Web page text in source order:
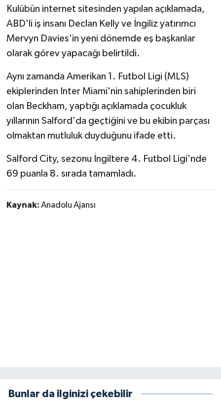
Kulübün internet sitesinden yapılan açıklamada,
ABD'li iş insanı Declan Kelly ve İngiliz yatırımcı
Mervyn Davies'in yeni dönemde eş başkanlar
olarak görev yapacağı belirtildi.
Aynı zamanda Amerikan 1. Futbol Ligi (MLS)
ekiplerinden Inter Miami'nin sahiplerinden biri
olan Beckham, yaptığı açıklamada çocukluk
yıllarının Salford'da geçtiğini ve bu ekibin parçası
olmaktan mutluluk duyduğunu ifade etti.
Salford City, sezonu İngiltere 4. Futbol Ligi'nde
69 puanla 8. sırada tamamladı.
Kaynak: Anadolu Ajansı
Bunlar da ilginizi çekebilir
Spor
Tarım ve Ekonomi
Ulusal